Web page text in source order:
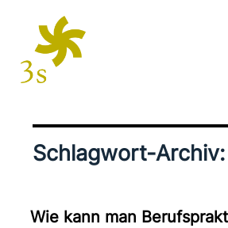
Schlagwort-Archiv:
Wie kann man